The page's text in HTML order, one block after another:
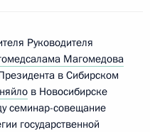
Руководителя
Магомедова
в Сибирском
в Новосибирске
семинар-совещание
государственной